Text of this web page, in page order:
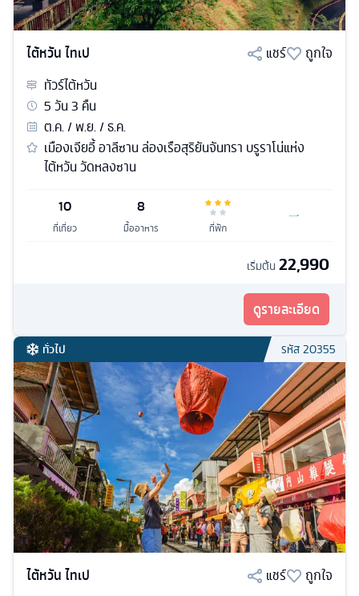
ไต้หวัน ไทเป แชร์
ถูกใจ
ทัวร์ไต้หวัน
5วัน3 คืน
ต.ค. / พ.ย. / ธ.ค.
เมืองเจียอี้ อาลีซาน ล่องเรือสุริยันจันทรา บรูราโน่แห่ง
ไต้หวัน วัดหลงซาน
10
ที่เที่ยว
8
มื้ออาหาร ที่พัก
เริ่มต้น 22,990
ดูรายละเอียด
ทั่วไป รหัส20355
ไต้หวัน ไทเป แชร์
ถูกใจ